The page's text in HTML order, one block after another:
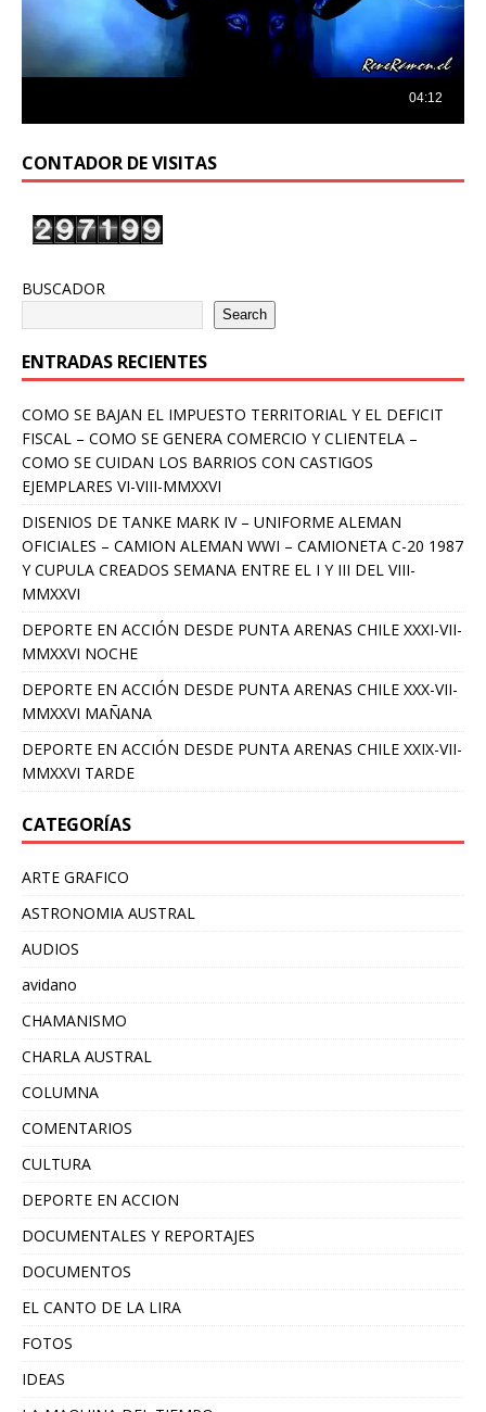
CONTADOR DE VISITAS
BUSCADOR
Search
ENTRADAS RECIENTES
COMO SE BAJAN EL IMPUESTO TERRITORIAL Y EL DEFICIT
FISCAL – COMO SE GENERA COMERCIO Y CLIENTELA –
COMO SE CUIDAN LOS BARRIOS CON CASTIGOS
EJEMPLARES VI-VIII-MMXXVI
DISENIOS DE TANKE MARK IV – UNIFORME ALEMAN
OFICIALES – CAMION ALEMAN WWI – CAMIONETA C-20 1987
Y CUPULA CREADOS SEMANA ENTRE EL I Y III DEL VIII-
MMXXVI
DEPORTE EN ACCIÓN DESDE PUNTA ARENAS CHILE XXXI-VII-
MMXXVI NOCHE
DEPORTE EN ACCIÓN DESDE PUNTA ARENAS CHILE XXX-VII-
MMXXVI MAÑANA
DEPORTE EN ACCIÓN DESDE PUNTA ARENAS CHILE XXIX-VII-
MMXXVI TARDE
CATEGORÍAS
ARTE GRAFICO
ASTRONOMIA AUSTRAL
AUDIOS
avidano
CHAMANISMO
CHARLA AUSTRAL
COLUMNA
COMENTARIOS
CULTURA
DEPORTE EN ACCION
DOCUMENTALES Y REPORTAJES
DOCUMENTOS
EL CANTO DE LA LIRA
FOTOS
IDEAS